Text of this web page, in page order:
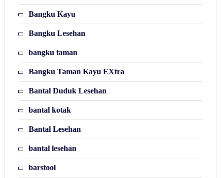
Bangku Kayu
Bangku Lesehan
bangku taman
Bangku Taman Kayu EXtra
Bantal Duduk Lesehan
bantal kotak
Bantal Lesehan
bantal lesehan
barstool